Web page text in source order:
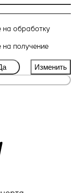
на обработку
на получение
Изменить